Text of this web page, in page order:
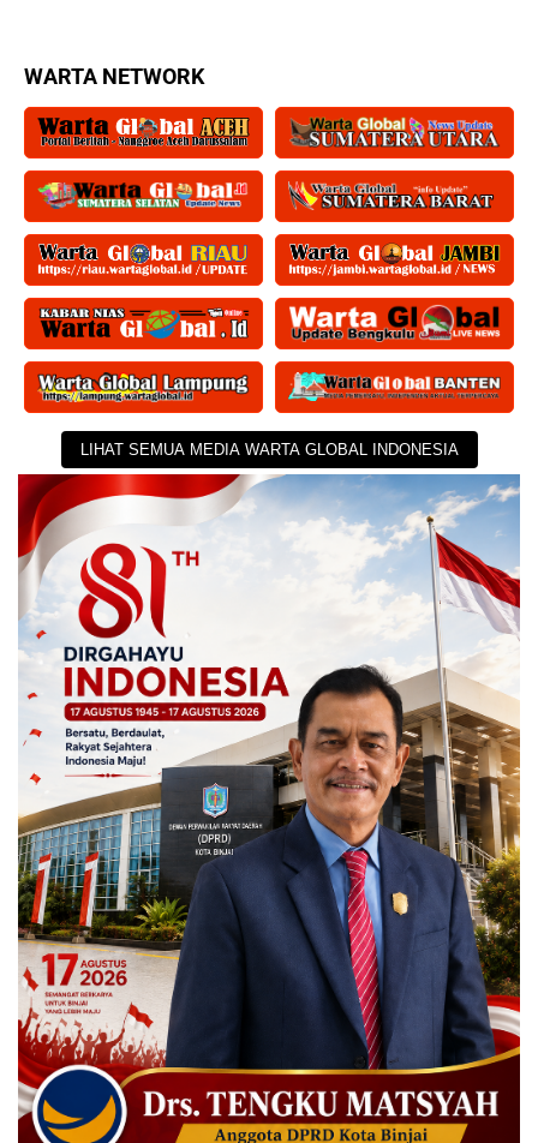
WARTA NETWORK
LIHAT SEMUA MEDIA WARTA GLOBAL INDONESIA